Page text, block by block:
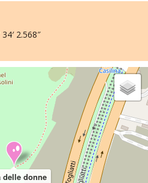
2.568″
delle donne